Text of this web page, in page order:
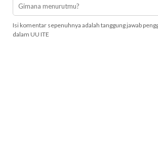
Isi komentar sepenuhnya adalah tanggung jawab
dalam UU ITE